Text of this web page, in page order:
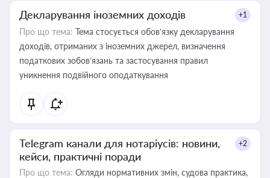
Декларування іноземних доходів +1
Про що тема: Тема стосується обов’язку декларування
доходів, отриманих з іноземних джерел, визначення
податкових зобов’язань та застосування правил
уникнення подвійного оподаткування
Telegram канали для нотаріусів: новини,
кейси, практичні поради
+2
Про що тема: Огляди нормативних змін, судова практика,